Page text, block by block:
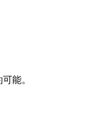
能。